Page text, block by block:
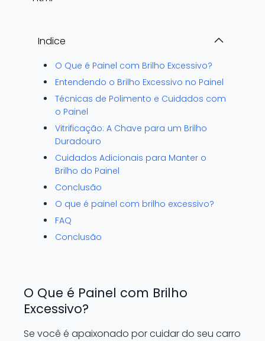
Indice
O Que é Painel com Brilho Excessivo?
Entendendo o Brilho Excessivo no Painel
Técnicas de Polimento e Cuidados com
o Painel
Vitrificação: A Chave para um Brilho
Duradouro
Cuidados Adicionais para Manter o
Brilho do Painel
Conclusão
O que é painel com brilho excessivo?
FAQ
Conclusão
O Que é Painel com Brilho
Excessivo?
Se você é apaixonado por cuidar do seu carro